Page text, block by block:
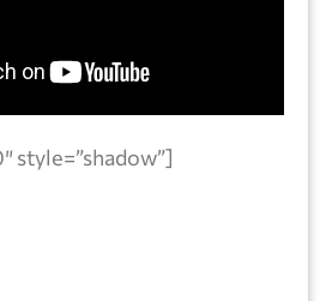
style=”shadow”]